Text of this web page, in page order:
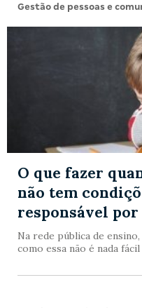
Gestão de pessoas e
O que fazer
não tem
responsável
Na rede pública de
como essa não é nada fácil